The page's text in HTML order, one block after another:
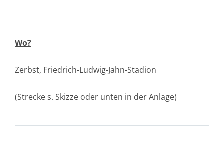
Wo?
Zerbst, Friedrich-Ludwig-Jahn-Stadion
(Strecke s. Skizze oder unten in der Anlage)